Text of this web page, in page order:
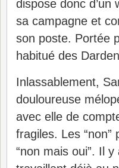
dispose donc
sa campagne et
son poste. Portée
habitué des
Inlassablement,
douloureuse
avec elle de
fragiles. Les
“non mais oui”. Il